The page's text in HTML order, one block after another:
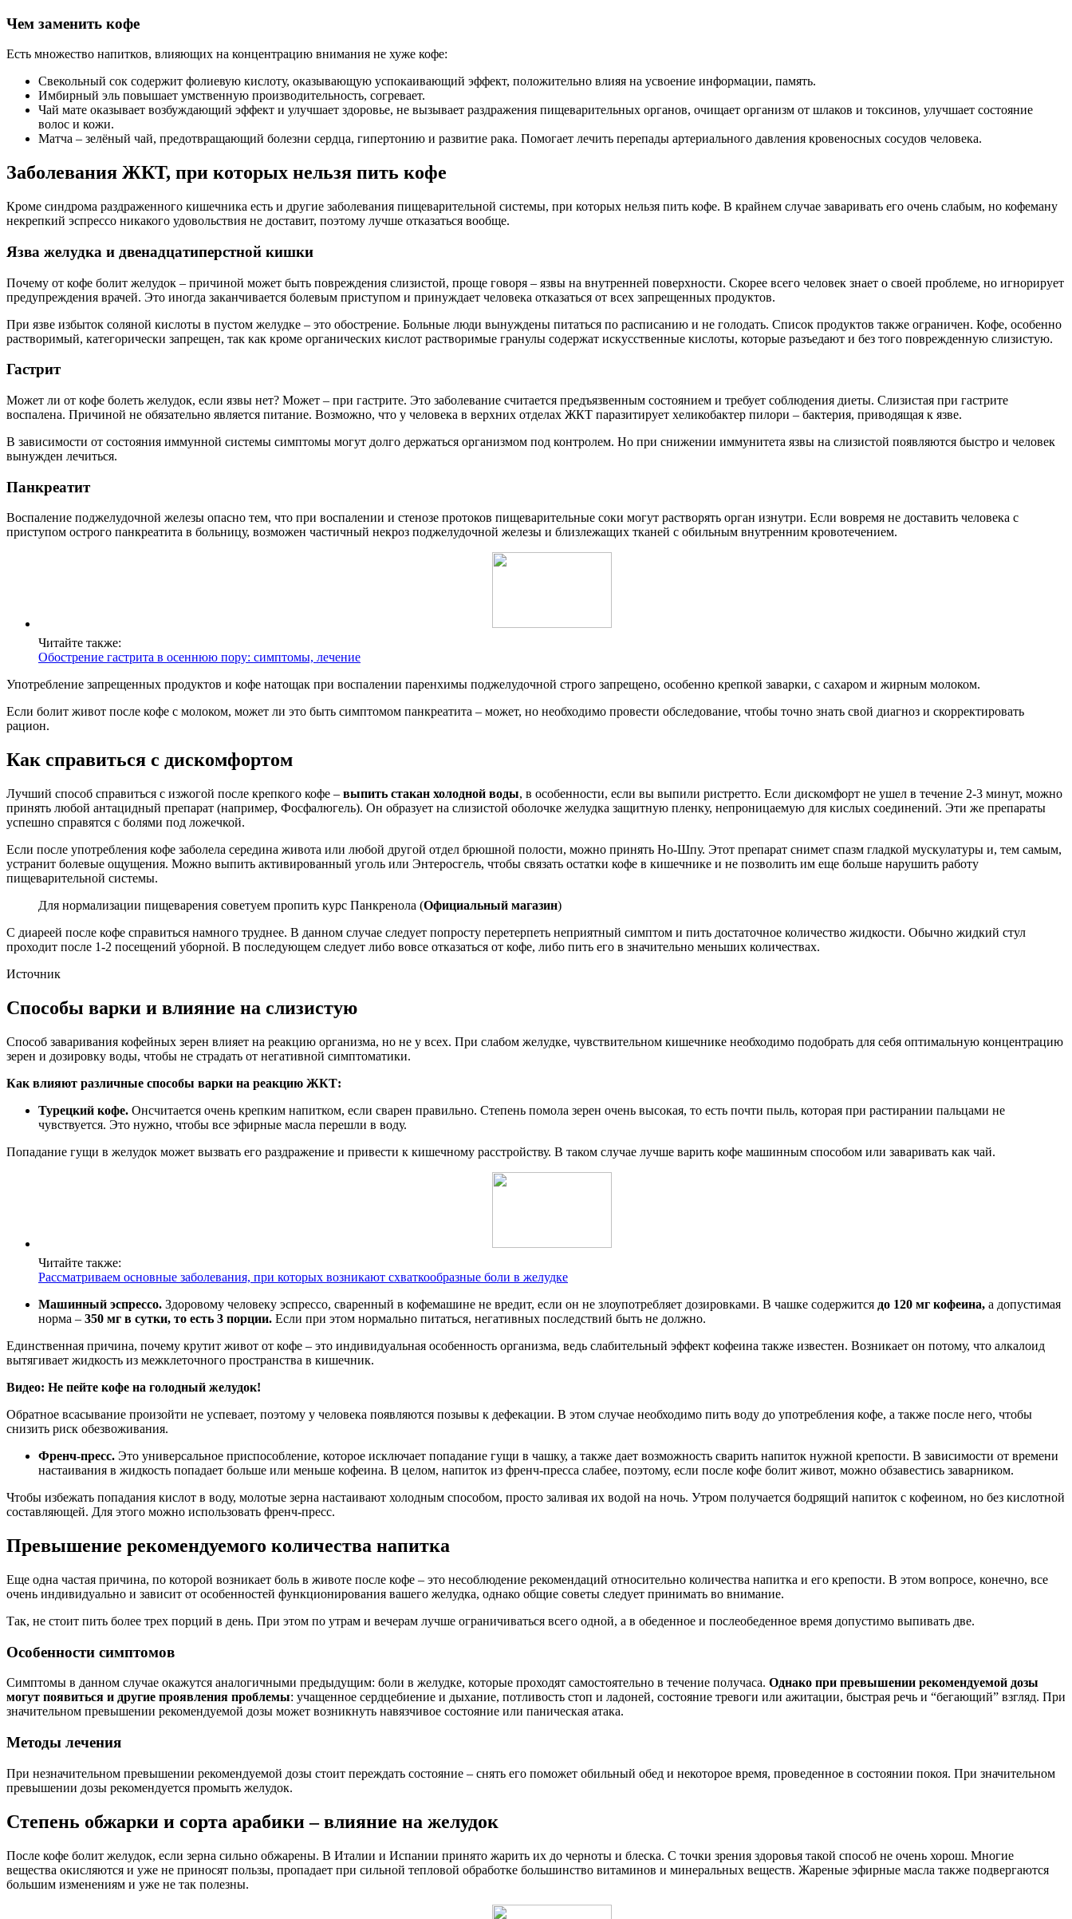
Чем заменить кофе
Есть множество напитков, влияющих на концентрацию внимания не хуже кофе:
Свекольный сок содержит фолиевую кислоту, оказывающую успокаивающий эффект, положительно влияя на усвоение информации, память.
Имбирный эль повышает умственную производительность, согревает.
Чай мате оказывает возбуждающий эффект и улучшает здоровье, не вызывает раздражения пищеварительных органов, очищает организм от шлаков и токсинов, улучшает состояние
волос и кожи.
Матча – зелёный чай, предотвращающий болезни сердца, гипертонию и развитие рака. Помогает лечить перепады артериального давления кровеносных сосудов человека.
Заболевания ЖКТ, при которых нельзя пить кофе
Кроме синдрома раздраженного кишечника есть и другие заболевания пищеварительной системы, при которых нельзя пить кофе. В крайнем случае заваривать его очень слабым, но кофеману
некрепкий эспрессо никакого удовольствия не доставит, поэтому лучше отказаться вообще.
Язва желудка и двенадцатиперстной кишки
Почему от кофе болит желудок – причиной может быть повреждения слизистой, проще говоря – язвы на внутренней поверхности. Скорее всего человек знает о своей проблеме, но игнорирует
предупреждения врачей. Это иногда заканчивается болевым приступом и принуждает человека отказаться от всех запрещенных продуктов.
При язве избыток соляной кислоты в пустом желудке – это обострение. Больные люди вынуждены питаться по расписанию и не голодать. Список продуктов также ограничен. Кофе, особенно
растворимый, категорически запрещен, так как кроме органических кислот растворимые гранулы содержат искусственные кислоты, которые разъедают и без того поврежденную слизистую.
Гастрит
Может ли от кофе болеть желудок, если язвы нет? Может – при гастрите. Это заболевание считается предъязвенным состоянием и требует соблюдения диеты. Слизистая при гастрите
воспалена. Причиной не обязательно является питание. Возможно, что у человека в верхних отделах ЖКТ паразитирует хеликобактер пилори – бактерия, приводящая к язве.
В зависимости от состояния иммунной системы симптомы могут долго держаться организмом под контролем. Но при снижении иммунитета язвы на слизистой появляются быстро и человек
вынужден лечиться.
Панкреатит
Воспаление поджелудочной железы опасно тем, что при воспалении и стенозе протоков пищеварительные соки могут растворять орган изнутри. Если вовремя не доставить человека с
приступом острого панкреатита в больницу, возможен частичный некроз поджелудочной железы и близлежащих тканей с обильным внутренним кровотечением.
Читайте также:
Обострение гастрита в осеннюю пору: симптомы, лечение
Употребление запрещенных продуктов и кофе натощак при воспалении паренхимы поджелудочной строго запрещено, особенно крепкой заварки, с сахаром и жирным молоком.
Если болит живот после кофе с молоком, может ли это быть симптомом панкреатита – может, но необходимо провести обследование, чтобы точно знать свой диагноз и скорректировать
рацион.
Как справиться с дискомфортом
Лучший способ справиться с изжогой после крепкого кофе – выпить стакан холодной воды, в особенности, если вы выпили ристретто. Если дискомфорт не ушел в течение 2-3 минут, можно
принять любой антацидный препарат (например, Фосфалюгель). Он образует на слизистой оболочке желудка защитную пленку, непроницаемую для кислых соединений. Эти же препараты
успешно справятся с болями под ложечкой.
Если после употребления кофе заболела середина живота или любой другой отдел брюшной полости, можно принять Но-Шпу. Этот препарат снимет спазм гладкой мускулатуры и, тем самым,
устранит болевые ощущения. Можно выпить активированный уголь или Энтеросгель, чтобы связать остатки кофе в кишечнике и не позволить им еще больше нарушить работу
пищеварительной системы.
Для нормализации пищеварения советуем пропить курс Панкренола (Официальный магазин)
С диареей после кофе справиться намного труднее. В данном случае следует попросту перетерпеть неприятный симптом и пить достаточное количество жидкости. Обычно жидкий стул
проходит после 1-2 посещений уборной. В последующем следует либо вовсе отказаться от кофе, либо пить его в значительно меньших количествах.
Источник
Способы варки и влияние на слизистую
Способ заваривания кофейных зерен влияет на реакцию организма, но не у всех. При слабом желудке, чувствительном кишечнике необходимо подобрать для себя оптимальную концентрацию
зерен и дозировку воды, чтобы не страдать от негативной симптоматики.
Как влияют различные способы варки на реакцию ЖКТ:
Турецкий кофе. Онсчитается очень крепким напитком, если сварен правильно. Степень помола зерен очень высокая, то есть почти пыль, которая при растирании пальцами не
чувствуется. Это нужно, чтобы все эфирные масла перешли в воду.
Попадание гущи в желудок может вызвать его раздражение и привести к кишечному расстройству. В таком случае лучше варить кофе машинным способом или заваривать как чай.
Читайте также:
Рассматриваем основные заболевания, при которых возникают схваткообразные боли в желудке
Машинный эспрессо. Здоровому человеку эспрессо, сваренный в кофемашине не вредит, если он не злоупотребляет дозировками. В чашке содержится до 120 мг кофеина, а допустимая
норма – 350 мг в сутки, то есть 3 порции. Если при этом нормально питаться, негативных последствий быть не должно.
Единственная причина, почему крутит живот от кофе – это индивидуальная особенность организма, ведь слабительный эффект кофеина также известен. Возникает он потому, что алкалоид
вытягивает жидкость из межклеточного пространства в кишечник.
Видео: Не пейте кофе на голодный желудок!
Обратное всасывание произойти не успевает, поэтому у человека появляются позывы к дефекации. В этом случае необходимо пить воду до употребления кофе, а также после него, чтобы
снизить риск обезвоживания.
Френч-пресс. Это универсальное приспособление, которое исключает попадание гущи в чашку, а также дает возможность сварить напиток нужной крепости. В зависимости от времени
настаивания в жидкость попадает больше или меньше кофеина. В целом, напиток из френч-пресса слабее, поэтому, если после кофе болит живот, можно обзавестись заварником.
Чтобы избежать попадания кислот в воду, молотые зерна настаивают холодным способом, просто заливая их водой на ночь. Утром получается бодрящий напиток с кофеином, но без кислотной
составляющей. Для этого можно использовать френч-пресс.
Превышение рекомендуемого количества напитка
Еще одна частая причина, по которой возникает боль в животе после кофе – это несоблюдение рекомендаций относительно количества напитка и его крепости. В этом вопросе, конечно, все
очень индивидуально и зависит от особенностей функционирования вашего желудка, однако общие советы следует принимать во внимание.
Так, не стоит пить более трех порций в день. При этом по утрам и вечерам лучше ограничиваться всего одной, а в обеденное и послеобеденное время допустимо выпивать две.
Особенности симптомов
Симптомы в данном случае окажутся аналогичными предыдущим: боли в желудке, которые проходят самостоятельно в течение получаса. Однако при превышении рекомендуемой дозы
могут появиться и другие проявления проблемы: учащенное сердцебиение и дыхание, потливость стоп и ладоней, состояние тревоги или ажитации, быстрая речь и “бегающий” взгляд. При
значительном превышении рекомендуемой дозы может возникнуть навязчивое состояние или паническая атака.
Методы лечения
При незначительном превышении рекомендуемой дозы стоит переждать состояние – снять его поможет обильный обед и некоторое время, проведенное в состоянии покоя. При значительном
превышении дозы рекомендуется промыть желудок.
Степень обжарки и сорта арабики – влияние на желудок
После кофе болит желудок, если зерна сильно обжарены. В Италии и Испании принято жарить их до черноты и блеска. С точки зрения здоровья такой способ не очень хорош. Многие
вещества окисляются и уже не приносят пользы, пропадает при сильной тепловой обработке большинство витаминов и минеральных веществ. Жареные эфирные масла также подвергаются
большим изменениям и уже не так полезны.